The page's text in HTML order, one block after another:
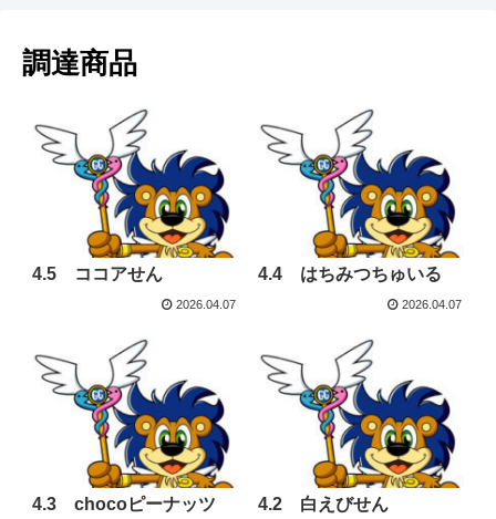
調達商品
4.5 ココアせん
2026.04.07
4.4 はちみつちゅいる
2026.04.07
4.3 chocoピーナッツ 4.2 白えびせん